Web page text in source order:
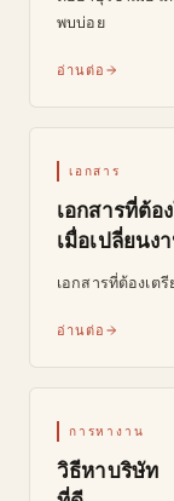
พบบ่อย
อ่านต่อ
เอกสาร
เอกสารที่ต้อ
เมื่อเปลี่ยนง
เอกสารที่ต้องเต
อ่านต่อ
การหางาน
วิธีหาบริษัท